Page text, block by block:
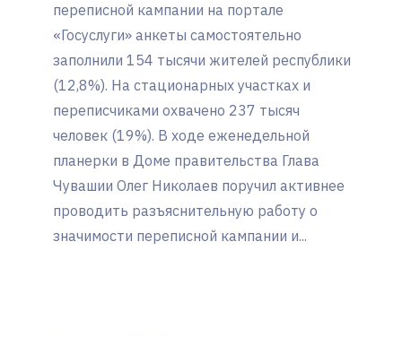
переписной кампании на портале
«Госуслуги» анкеты самостоятельно
заполнили 154 тысячи жителей республики
(12,8%). На стационарных участках и
переписчиками охвачено 237 тысяч
человек (19%). В ходе еженедельной
планерки в Доме правительства Глава
Чувашии Олег Николаев поручил активнее
проводить разъяснительную работу о
значимости переписной кампании и...